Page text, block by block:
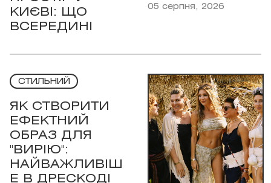
КИЄВІ: ЩО
ВСЕРЕДИНІ
05 серпня, 2026
СТИЛЬНИЙ
ЯК СТВОРИТИ
ЕФЕКТНИЙ
ОБРАЗ ДЛЯ
"ВИРІЮ":
НАЙВАЖЛИВІШ
Е В ДРЕСКОДІ